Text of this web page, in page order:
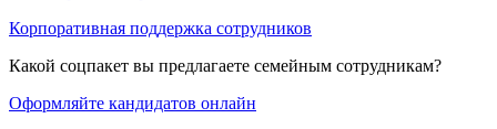
Корпоративная поддержка сотрудников
Какой соцпакет вы предлагаете семейным сотрудникам?
Оформляйте кандидатов онлайн